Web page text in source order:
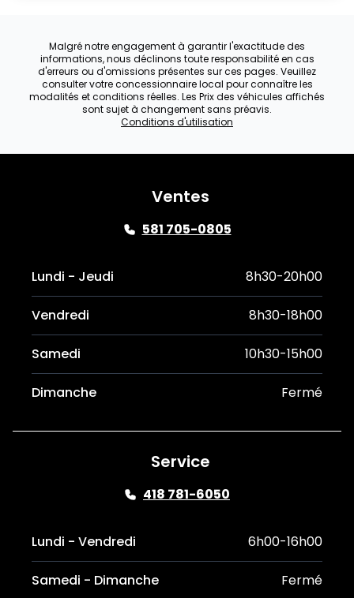
Malgré notre engagement à garantir l'exactitude des
informations, nous déclinons toute responsabilité en cas
d'erreurs ou d'omissions présentes sur ces pages. Veuillez
consulter votre concessionnaire local pour connaître les
modalités et conditions réelles. Les Prix des véhicules affichés
sont sujet à changement sans préavis.
Conditions d'utilisation
Ventes
581 705-0805
Lundi - Jeudi 8h30-20h00
Vendredi 8h30-18h00
Samedi 10h30-15h00
Dimanche Fermé
Service
418 781-6050
Lundi - Vendredi 6h00-16h00
Samedi - Dimanche Fermé